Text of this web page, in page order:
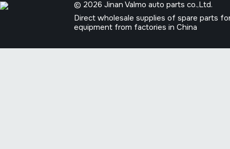
© 2026 Jinan Valmo auto parts co.,Ltd.
Direct wholesale supplies of spare parts
equipment from factories in China